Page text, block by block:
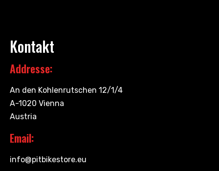
Kontakt
Addresse:
An den Kohlenrutschen 12/1/4
A-1020 Vienna
Austria
Email:
info@pitbikestore.eu